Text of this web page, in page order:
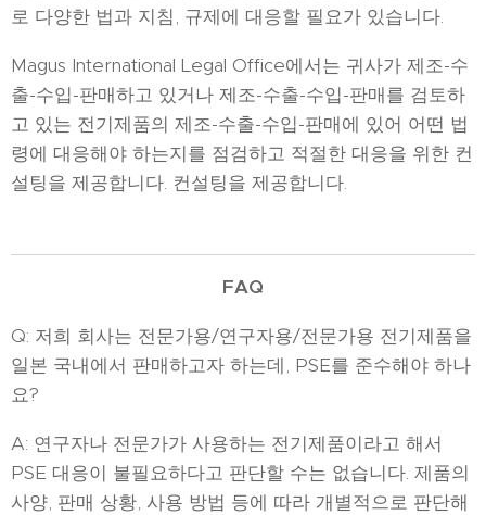
로 다양한 법과 지침, 규제에 대응할 필요가 있습니다.
Magus International Legal Office에서는 귀사가 제조-수
출-수입-판매하고 있거나 제조-수출-수입-판매를 검토하
고 있는 전기제품의 제조-수출-수입-판매에 있어 어떤 법
령에 대응해야 하는지를 점검하고 적절한 대응을 위한 컨
설팅을 제공합니다. 컨설팅을 제공합니다.
FAQ
Q: 저희 회사는 전문가용/연구자용/전문가용 전기제품을
일본 국내에서 판매하고자 하는데, PSE를 준수해야 하나
요?
A: 연구자나 전문가가 사용하는 전기제품이라고 해서
PSE 대응이 불필요하다고 판단할 수는 없습니다. 제품의
사양, 판매 상황, 사용 방법 등에 따라 개별적으로 판단해